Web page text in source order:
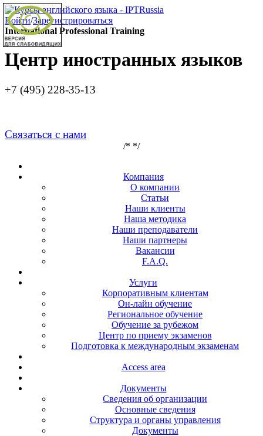
Войти/Зарегистрироваться
International Professional Training
Центр иностранных языков
+7 (495) 228-35-13
Связаться с нами
/* */
Компания
О компании
Статьи
Наши клиенты
Наша методика
Наши преподаватели
Наши партнеры
Вакансии
F.A.Q.
Услуги
Корпоративным клиентам
Он-лайн обучение
Региональное обучение
Обучение за рубежом
Центр по приему экзаменов
Подготовка к международным экзаменам
Access area
Документы
Сведения об организации
Основные сведения
Структура и органы управления
Документы